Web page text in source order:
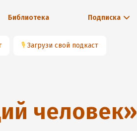
Библиотека Подписка
🎙 Загрузи свой подкаст
человек»